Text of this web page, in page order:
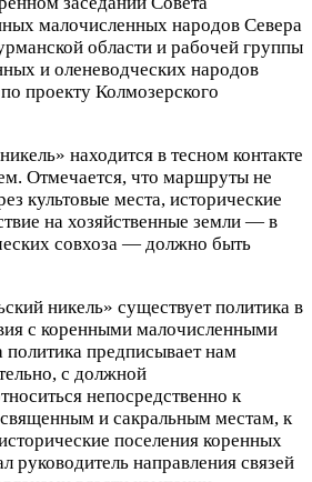
малочисленных народов Севера
области и рабочей группы
и оленеводческих народов
проекту Колмозерского
находится в тесном контакте
Отмечается, что маршруты не
культовые места, исторические
на хозяйственные земли — в
совхоза — должно быть
никель» существует политика в
с коренными малочисленными
предписывает нам
с должной
непосредственно к
и сакральным местам, к
поселения коренных
руководитель направления связей